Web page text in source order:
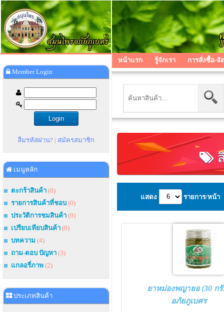
Member Login
ลืมรหัสผ่าน? | สมัครสมาชิก
เมนูหลัก
ตะกร้าสินค้า (0)
รายการสินค้าที่ชอบ (0)
ประวัติการชมสินค้า (0)
เปรียบเทียบสินค้า (0)
บทความ (4)
ถาม-ตอบ ปัญหา (3)
แกลอรี่ภาพ (2)
ประเภทสินค้า
หน้าแรก รู้จักเรา การสั่งซื้อ-จั
สิ
แสดง รายการ/หน้า
ยาหม่องพญายอ (30 ก
อภัยภูเบศร